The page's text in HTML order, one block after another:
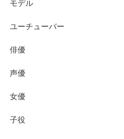
ここが田中家の面白いところで、
この構図があることで、兄弟間
やすくなります。結果として「
意図にもつながります。
モデル
ユーチューバー
俳優
声優
女優
子役